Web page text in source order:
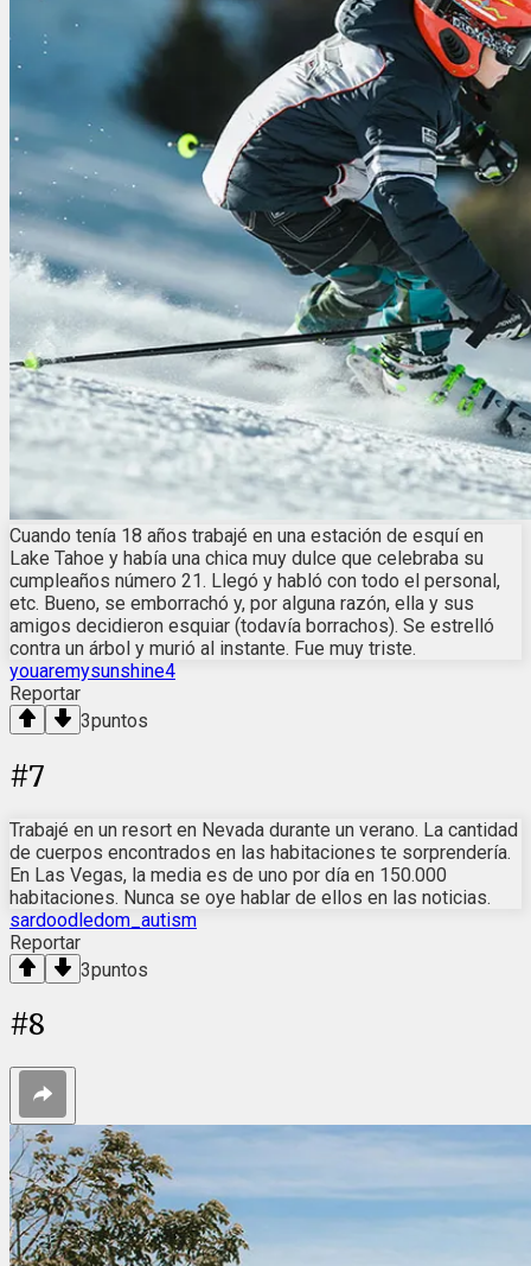
Cuando tenía 18 años trabajé en una estación de esquí en
Lake Tahoe y había una chica muy dulce que celebraba su
cumpleaños número 21. Llegó y habló con todo el personal,
etc. Bueno, se emborrachó y, por alguna razón, ella y sus
amigos decidieron esquiar (todavía borrachos). Se estrelló
contra un árbol y murió al instante. Fue muy triste.
youaremysunshine4
Reportar
3puntos
#7
Trabajé en un resort en Nevada durante un verano. La cantidad
de cuerpos encontrados en las habitaciones te sorprendería.
En Las Vegas, la media es de uno por día en 150.000
habitaciones. Nunca se oye hablar de ellos en las noticias.
sardoodledom_autism
Reportar
3puntos
#8